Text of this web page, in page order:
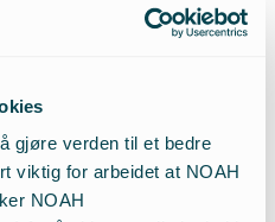
gjøre verden til et bedre
viktig for arbeidet at NOAH
NOAH
for
bærekraftige
“Global